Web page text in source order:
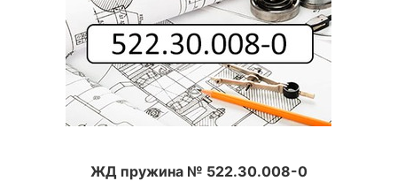
ЖД пружина № 522.30.008-0